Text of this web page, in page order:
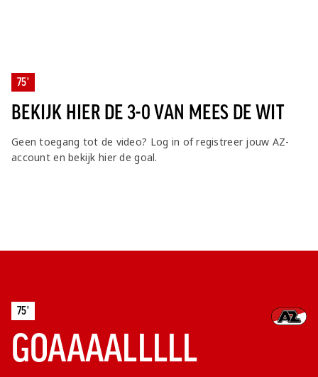
75'
BEKIJK HIER DE 3-0 VAN MEES DE WIT
Geen toegang tot de video? Log in of registreer jouw AZ-
account en bekijk hier de goal.
75'
GOAAAALLLLL